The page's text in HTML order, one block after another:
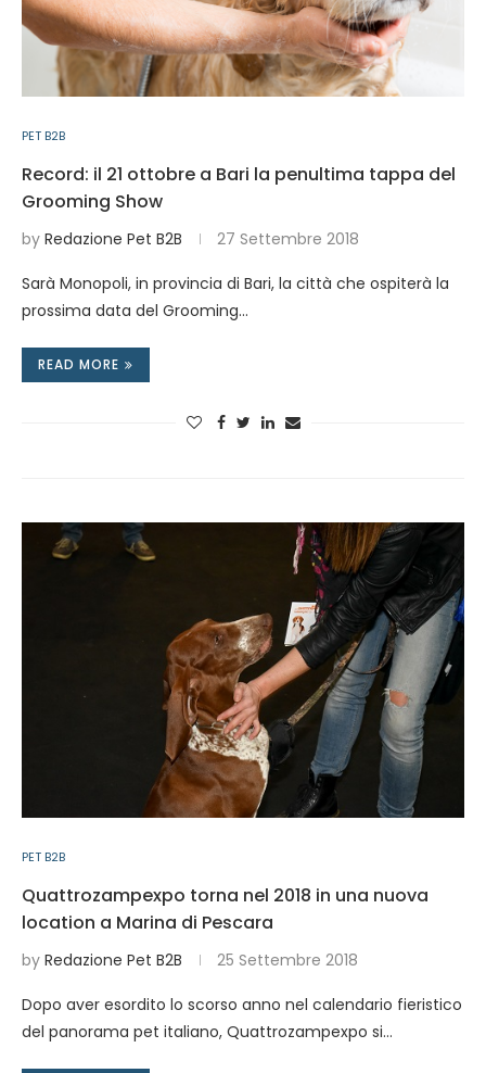
PET B2B
Record: il 21 ottobre a Bari la penultima tappa del
Grooming Show
by Redazione Pet B2B 27 Settembre 2018
Sarà Monopoli, in provincia di Bari, la città che ospiterà la
prossima data del Grooming…
READ MORE
PET B2B
Quattrozampexpo torna nel 2018 in una nuova
location a Marina di Pescara
by Redazione Pet B2B 25 Settembre 2018
Dopo aver esordito lo scorso anno nel calendario fieristico
del panorama pet italiano, Quattrozampexpo si…